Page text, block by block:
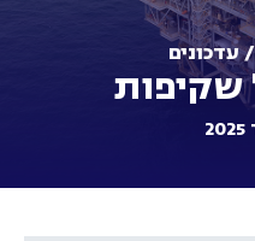
עדכונים
שקיפות